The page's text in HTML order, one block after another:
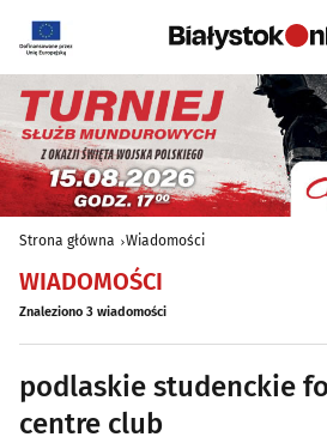
Strona główna Wiadomości
WIADOMOŚCI
Znaleziono 3 wiadomości
podlaskie studenckie
centre club